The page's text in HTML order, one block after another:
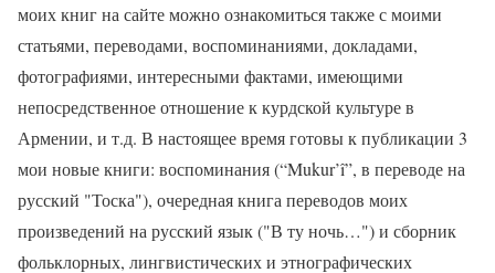
моих книг на сайте можно ознакомиться также с моими
статьями, переводами, воспоминаниями, докладами,
фотографиями, интересными фактами, имеющими
непосредственное отношение к курдской культуре в
Армении, и т.д. В настоящее время готовы к публикации 3
мои новые книги: воспоминания (“Mukur’î”, в переводе на
русский "Тоска"), очередная книга переводов моих
произведений на русский язык ("В ту ночь…") и сборник
фольклорных, лингвистических и этнографических